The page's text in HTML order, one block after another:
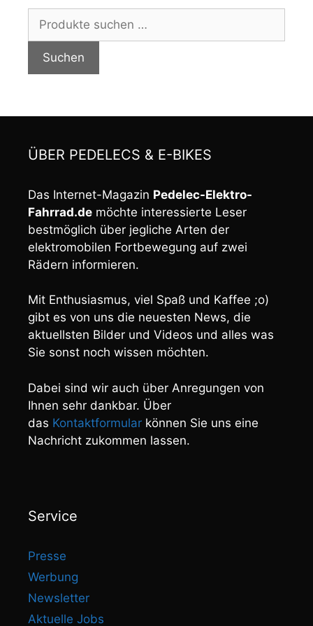
nach:
Suchen
ÜBER PEDELECS & E-BIKES
Das Internet-Magazin Pedelec-Elektro-
Fahrrad.de möchte interessierte Leser
bestmöglich über jegliche Arten der
elektromobilen Fortbewegung auf zwei
Rädern informieren.
Mit Enthusiasmus, viel Spaß und Kaffee ;o)
gibt es von uns die neuesten News, die
aktuellsten Bilder und Videos und alles was
Sie sonst noch wissen möchten.
Dabei sind wir auch über Anregungen von
Ihnen sehr dankbar. Über
das Kontaktformular können Sie uns eine
Nachricht zukommen lassen.
Service
Presse
Werbung
Newsletter
Aktuelle Jobs